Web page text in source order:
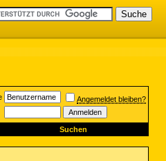
Angemeldet bleiben?
Suchen